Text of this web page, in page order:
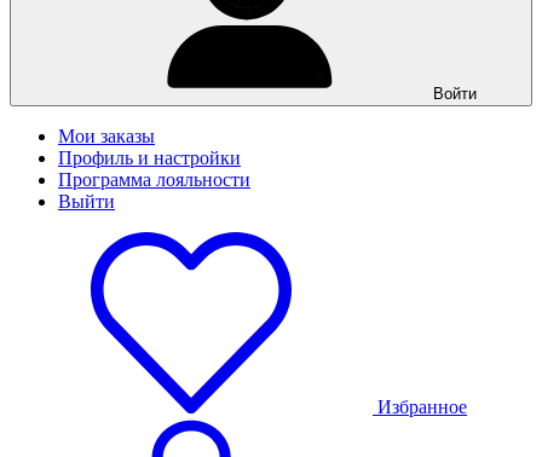
Войти
Мои заказы
Профиль и настройки
Программа лояльности
Выйти
Избранное